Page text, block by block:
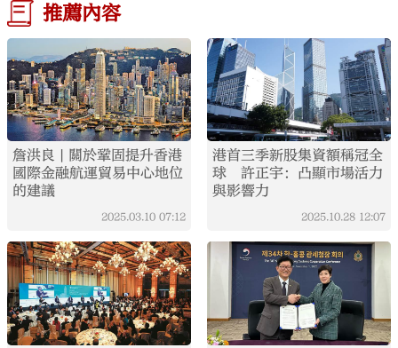
推薦內容
詹洪良 | 關於鞏固提升香港
國際金融航運貿易中心地位
的建議
2025.03.10 07:12
港首三季新股集資額稱冠全
球 許正宇：凸顯市場活力
與影響力
2025.10.28 12:07